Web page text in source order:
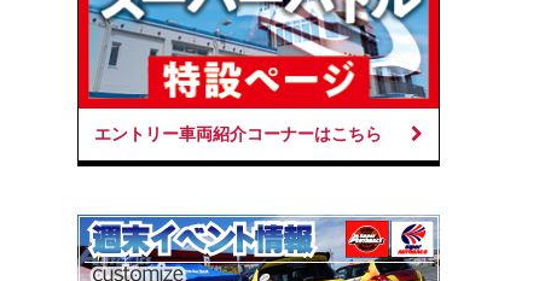
エントリー車両紹介コーナーはこちら